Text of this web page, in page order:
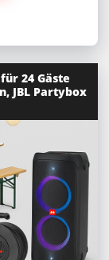
24 Gäste
JBL Partybox